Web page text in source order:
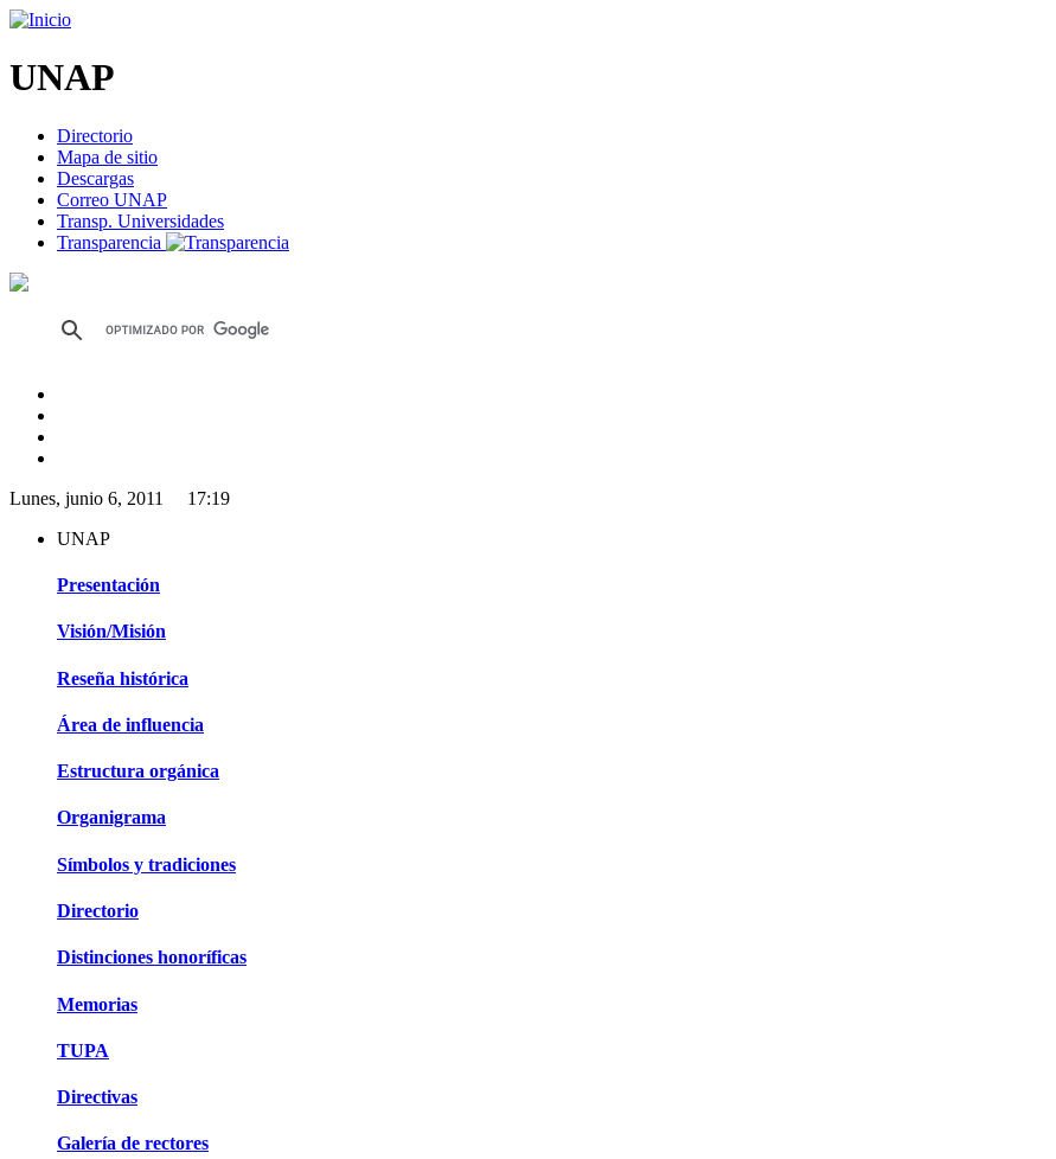
UNAP
Directorio
Mapa de sitio
Descargas
Correo UNAP
Transp. Universidades
Transparencia
Lunes, junio 6, 2011 17:19
UNAP
Presentación
Visión/Misión
Reseña histórica
Área de influencia
Estructura orgánica
Organigrama
Símbolos y tradiciones
Directorio
Distinciones honoríficas
Memorias
TUPA
Directivas
Galería de rectores